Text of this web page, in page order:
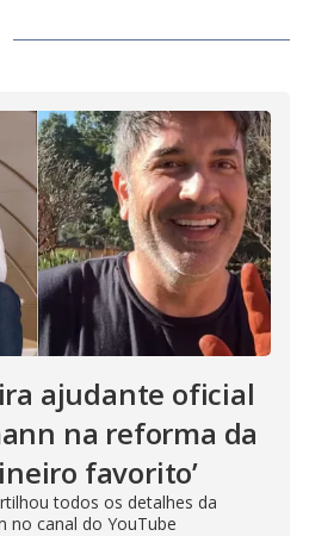
i
d
e
o
ajudante oficial
na reforma da
favorito’
todos os detalhes da
no canal do YouTube